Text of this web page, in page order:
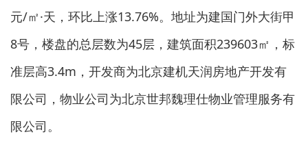
元/㎡·天，环比上涨13.76%。地址为建国门外大街甲
8号，楼盘的总层数为45层，建筑面积239603㎡，标
准层高3.4m，开发商为北京建机天润房地产开发有
限公司，物业公司为北京世邦魏理仕物业管理服务有
限公司。